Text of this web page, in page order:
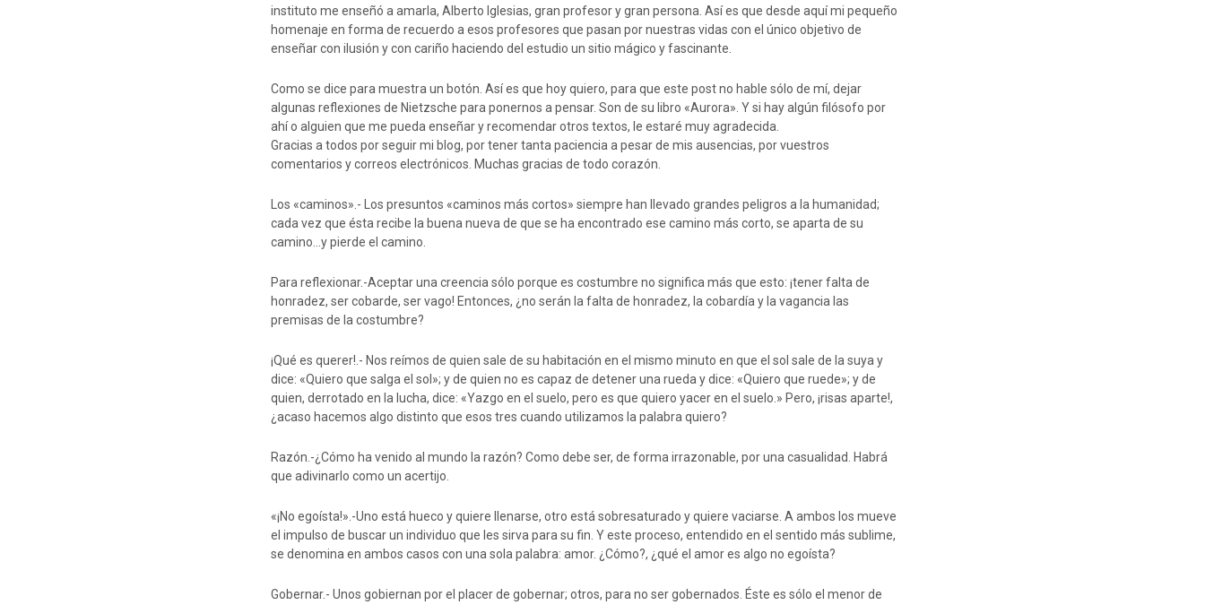
instituto me enseñó a amarla, Alberto Iglesias, gran profesor y gran persona. Así es que desde aquí mi pequeño
homenaje en forma de recuerdo a esos profesores que pasan por nuestras vidas con el único objetivo de
enseñar con ilusión y con cariño haciendo del estudio un sitio mágico y fascinante.
Como se dice para muestra un botón. Así es que hoy quiero, para que este post no hable sólo de mí, dejar
algunas reflexiones de Nietzsche para ponernos a pensar. Son de su libro «Aurora». Y si hay algún filósofo por
ahí o alguien que me pueda enseñar y recomendar otros textos, le estaré muy agradecida.
Gracias a todos por seguir mi blog, por tener tanta paciencia a pesar de mis ausencias, por vuestros
comentarios y correos electrónicos. Muchas gracias de todo corazón.
Los «caminos».- Los presuntos «caminos más cortos» siempre han llevado grandes peligros a la humanidad;
cada vez que ésta recibe la buena nueva de que se ha encontrado ese camino más corto, se aparta de su
camino…y pierde el camino.
Para reflexionar.-Aceptar una creencia sólo porque es costumbre no significa más que esto: ¡tener falta de
honradez, ser cobarde, ser vago! Entonces, ¿no serán la falta de honradez, la cobardía y la vagancia las
premisas de la costumbre?
¡Qué es querer!.- Nos reímos de quien sale de su habitación en el mismo minuto en que el sol sale de la suya y
dice: «Quiero que salga el sol»; y de quien no es capaz de detener una rueda y dice: «Quiero que ruede»; y de
quien, derrotado en la lucha, dice: «Yazgo en el suelo, pero es que quiero yacer en el suelo.» Pero, ¡risas aparte!,
¿acaso hacemos algo distinto que esos tres cuando utilizamos la palabra quiero?
Razón.-¿Cómo ha venido al mundo la razón? Como debe ser, de forma irrazonable, por una casualidad. Habrá
que adivinarlo como un acertijo.
«¡No egoísta!».-Uno está hueco y quiere llenarse, otro está sobresaturado y quiere vaciarse. A ambos los mueve
el impulso de buscar un individuo que les sirva para su fin. Y este proceso, entendido en el sentido más sublime,
se denomina en ambos casos con una sola palabra: amor. ¿Cómo?, ¿qué el amor es algo no egoísta?
Gobernar.- Unos gobiernan por el placer de gobernar; otros, para no ser gobernados. Éste es sólo el menor de